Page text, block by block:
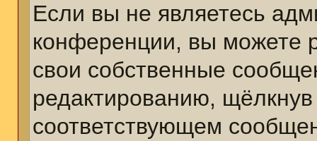
Если вы не являетесь
конференции, вы можете
свои собственные
редактированию,
соответствующем